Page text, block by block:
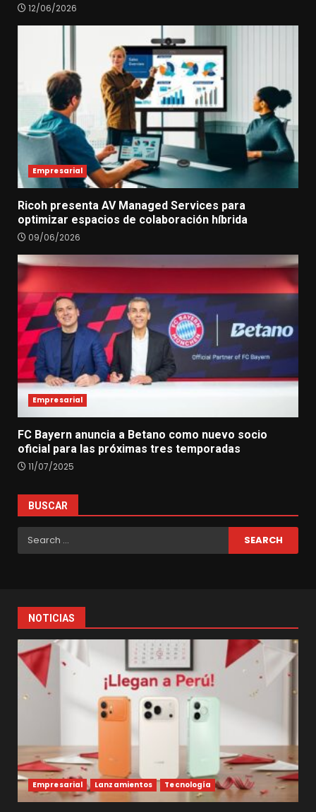
12/06/2026
Empresarial
Ricoh presenta AV Managed Services para
optimizar espacios de colaboración híbrida
09/06/2026
Empresarial
FC Bayern anuncia a Betano como nuevo socio
oficial para las próximas tres temporadas
11/07/2025
BUSCAR
Search
for:
NOTICIAS
Empresarial Lanzamientos Tecnología